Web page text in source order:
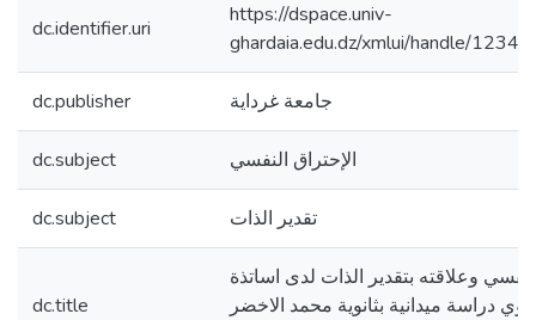
dc.identifier.uri
https://dspace.univ-
ghardaia.edu.dz/xmlui/handle/
dc.publisher جامعة غرداية
dc.subject الإحتراق النفسي
dc.subject تقدير الذات
dc.title
وعلاقته بتقدير الذات لدى اساتذة
دراسة ميدانية بثانوية محمد الاخضر